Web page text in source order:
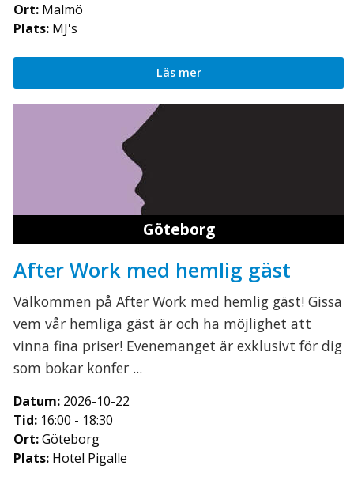
Ort: Malmö
Plats: MJ's
Läs mer
Göteborg
After Work med hemlig gäst
Välkommen på After Work med hemlig gäst! Gissa
vem vår hemliga gäst är och ha möjlighet att
vinna fina priser! Evenemanget är exklusivt för dig
som bokar konfer ...
Datum: 2026-10-22
Tid: 16:00 - 18:30
Ort:Göteborg
Plats: Hotel Pigalle